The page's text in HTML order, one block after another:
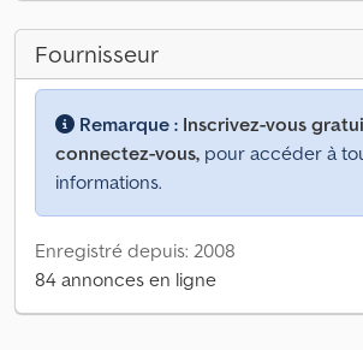
Fournisseur
Remarque : Inscrivez-vous
connectez-vous, pour accéder à
informations.
Enregistré depuis: 2008
84 annonces en ligne